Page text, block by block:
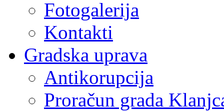
Fotogalerija
Kontakti
Gradska uprava
Antikorupcija
Proračun grada